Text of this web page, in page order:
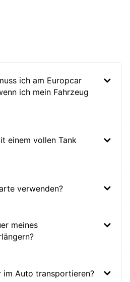
ich am Europcar
ich mein Fahrzeug
einem vollen Tank
verwenden?
meines
im Auto transportieren?